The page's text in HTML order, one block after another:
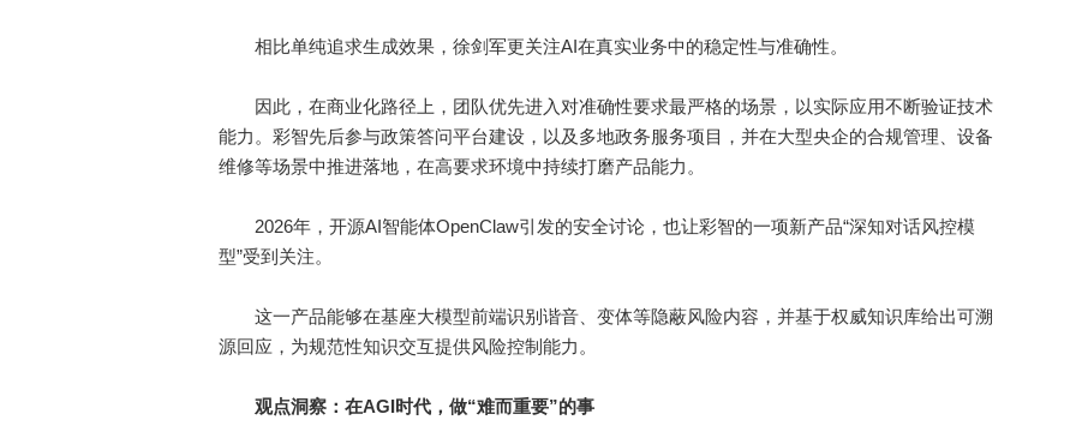
相比单纯追求生成效果，徐剑军更关注AI在真实业务中的稳定性与准确性。
因此，在商业化路径上，团队优先进入对准确性要求最严格的场景，以实际应用不断验证技术
能力。彩智先后参与政策答问平台建设，以及多地政务服务项目，并在大型央企的合规管理、设备
维修等场景中推进落地，在高要求环境中持续打磨产品能力。
2026年，开源AI智能体OpenClaw引发的安全讨论，也让彩智的一项新产品“深知对话风控模
型”受到关注。
这一产品能够在基座大模型前端识别谐音、变体等隐蔽风险内容，并基于权威知识库给出可溯
源回应，为规范性知识交互提供风险控制能力。
观点洞察：在AGI时代，做“难而重要”的事